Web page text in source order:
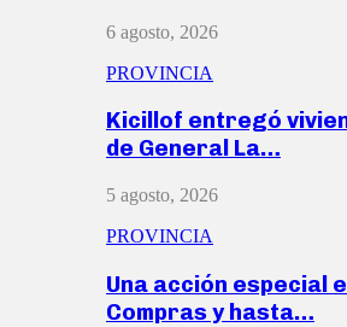
6 agosto, 2026
PROVINCIA
Kicillof entregó
de General La…
5 agosto, 2026
PROVINCIA
Una acción especial
Compras y hasta…